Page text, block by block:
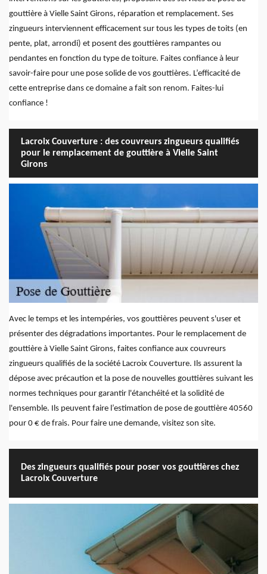
gouttière à Vielle Saint Girons, réparation et remplacement. Ses
zingueurs interviennent efficacement sur tous les types de toits (en
pente, plat, arrondi) et posent des gouttières rampantes ou
pendantes en fonction du type de toiture. Faites confiance à leur
savoir-faire pour une pose solide de vos gouttières. L’efficacité de
cette entreprise dans ce domaine a fait son renom. Faites-lui
confiance !
Lacroix Couverture : des couvreurs zingueurs qualifiés
pour le remplacement de gouttière à Vielle Saint
Girons
Avec le temps et les intempéries, vos gouttières peuvent s'user et
présenter des dégradations importantes. Pour le remplacement de
gouttière à Vielle Saint Girons, faites confiance aux couvreurs
zingueurs qualifiés de la société Lacroix Couverture. Ils assurent la
dépose avec précaution et la pose de nouvelles gouttières suivant les
normes techniques pour garantir l'étanchéité et la solidité de
l'ensemble. Ils peuvent faire l’estimation de pose de gouttière 40560
pour 0 € de frais. Pour faire une demande, visitez son site.
Des zingueurs qualifiés pour poser vos gouttières chez
Lacroix Couverture